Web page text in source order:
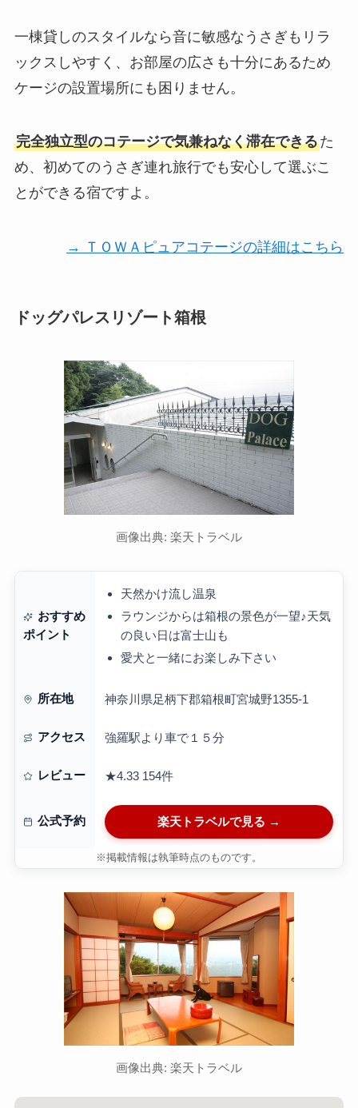
一棟貸しのスタイルなら音に敏感なうさぎもリラ
ックスしやすく、お部屋の広さも十分にあるため
ケージの設置場所にも困りません。
完全独立型のコテージで気兼ねなく滞在できるた
め、初めてのうさぎ連れ旅行でも安心して選ぶこ
とができる宿ですよ。
→ ＴＯＷＡピュアコテージの詳細はこちら
ドッグパレスリゾート箱根
画像出典: 楽天トラベル
おすすめ
ポイント
天然かけ流し温泉
ラウンジからは箱根の景色が一望♪天気
の良い日は富士山も
愛犬と一緒にお楽しみ下さい
所在地 神奈川県足柄下郡箱根町宮城野1355-1
アクセス 強羅駅より車で１５分
レビュー ★4.33 154件
公式予約 楽天トラベルで見る →
※掲載情報は執筆時点のものです。
画像出典: 楽天トラベル